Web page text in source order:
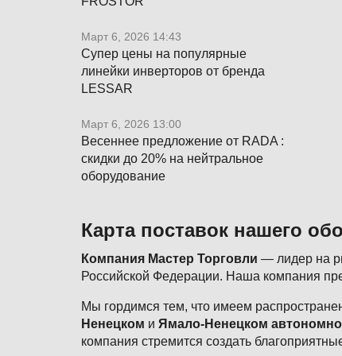
Март 6, 2026 14:43
Супер цены на популярные
линейки инверторов от бренда
LESSAR
Март 6, 2026 13:00
Весеннее предложение от RADA :
скидки до 20% на нейтральное
оборудование
Карта поставок нашего
Компания Мастер Торговли — лидер на
Российской Федерации. Наша компания
Мы гордимся тем, что имеем
Ненецком и Ямало-Ненецком
компания стремится создать